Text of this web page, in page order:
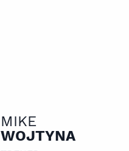
MIKE
WOJTYNA